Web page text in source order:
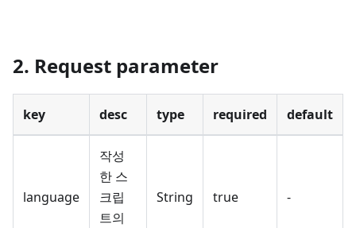
2. Request parameter
key desc type required default
language
작성
한 스
크립
트의
String true -